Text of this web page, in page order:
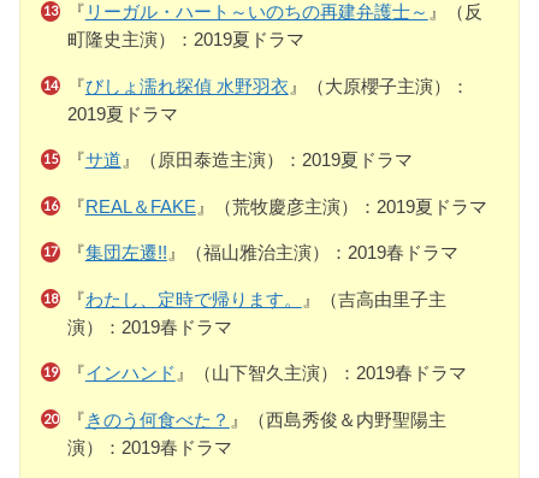
『 リーガル・ハート～いのちの再建弁護士～ 』（反
町隆史主演）：2019夏ドラマ
『びしょ濡れ探偵 水野羽衣 』（大原櫻子主演）：
2019夏ドラマ
『サ道 』（原田泰造主演）：2019夏ドラマ
『REAL＆FAKE 』（荒牧慶彦主演）：2019夏ドラマ
『集団左遷!! 』（福山雅治主演）：2019春ドラマ
『わたし、定時で帰ります。
』（吉高由里子主
演）：2019春ドラマ
『インハンド 』（山下智久主演）：2019春ドラマ
『きのう何食べた？ 』（西島秀俊＆内野聖陽主
演）：2019春ドラマ